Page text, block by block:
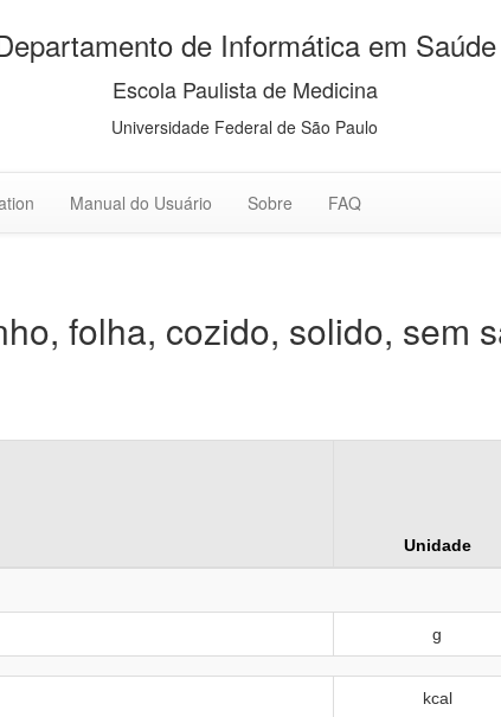
de Informática em Saúde
Escola Paulista de Medicina
Universidade Federal de São Paulo
Manual do Usuário Sobre FAQ
folha, cozido, solido, sem
Unidade
g
kcal